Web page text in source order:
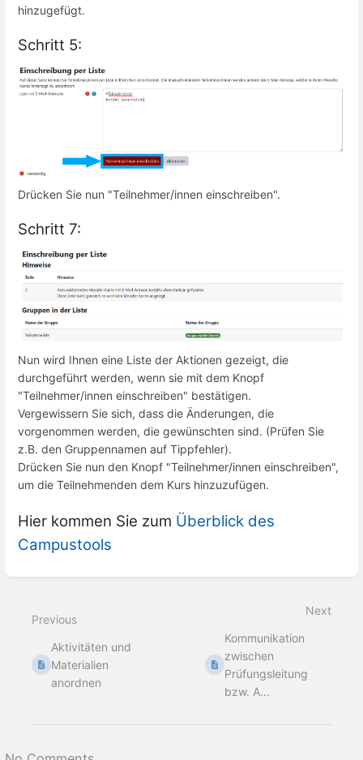
hinzugefügt.
Schritt 5:
Drücken Sie nun "Teilnehmer/innen einschreiben".
Schritt 7:
Nun wird Ihnen eine Liste der Aktionen gezeigt, die
durchgeführt werden, wenn sie mit dem Knopf
"Teilnehmer/innen einschreiben" bestätigen.
Vergewissern Sie sich, dass die Änderungen, die
vorgenommen werden, die gewünschten sind. (Prüfen Sie
z.B. den Gruppennamen auf Tippfehler).
Drücken Sie nun den Knopf "Teilnehmer/innen einschreiben",
um die Teilnehmenden dem Kurs hinzuzufügen.
Hier kommen Sie zum Überblick des
Campustools
mode
Previous
Aktivitäten und
Materialien
anordnen
Next
Kommunikation
zwischen
Prüfungsleitung
bzw. A...